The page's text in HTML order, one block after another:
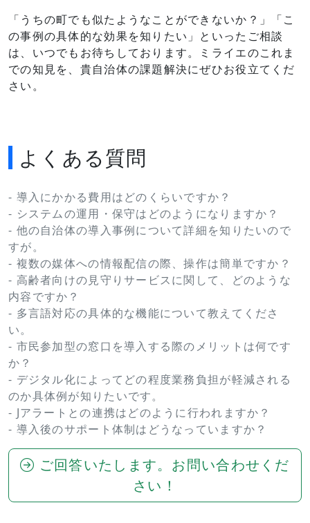
「うちの町でも似たようなことができないか？」「こ
の事例の具体的な効果を知りたい」といったご相談
は、いつでもお待ちしております。ミライエのこれま
での知見を、貴自治体の課題解決にぜひお役立てくだ
さい。
よくある質問
- 導入にかかる費用はどのくらいですか？
- システムの運用・保守はどのようになりますか？
- 他の自治体の導入事例について詳細を知りたいので
すが。
- 複数の媒体への情報配信の際、操作は簡単ですか？
- 高齢者向けの見守りサービスに関して、どのような
内容ですか？
- 多言語対応の具体的な機能について教えてくださ
い。
- 市民参加型の窓口を導入する際のメリットは何です
か？
- デジタル化によってどの程度業務負担が軽減される
のか具体例が知りたいです。
- Jアラートとの連携はどのように行われますか？
- 導入後のサポート体制はどうなっていますか？
ご回答いたします。お問い合わせくだ
さい！